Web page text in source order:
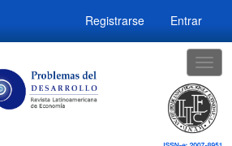
Registrarse Entrar